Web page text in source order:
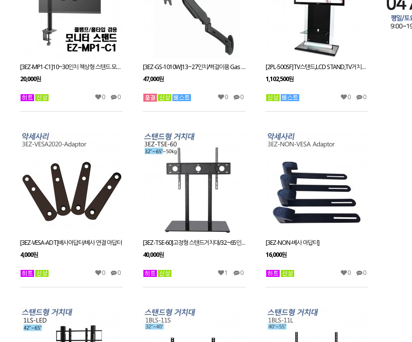
[3EZ-MP1-C1]10~30인치 책상형 스탠드 모니터거치대/틸트가능/회전관절/클램프 홀타입 겸용
20,000원
0 0
[3EZ-GS-1010W]13~27인치/벽걸이용 Gas Spring모니터 거치대/상하좌우 각도조절/상하 높낮이조절/틸트기능 사용가능
47,000원
0 0
[2PL-500SF]TV스탠드,LCD STAND,TV거치대 PDP스탠드,티비다이 42~63인치 적용
1,102,500원
0 0
[3EZ-VESA-ADT]베사아답터/베사 연결 아답터
4,000원
0 0
[3EZ-TSE-60]고정형 스탠드거치대/32~65인치 적용
40,000원
1 0
[3EZ-NON-베사 아답터]
16,000원
0 0